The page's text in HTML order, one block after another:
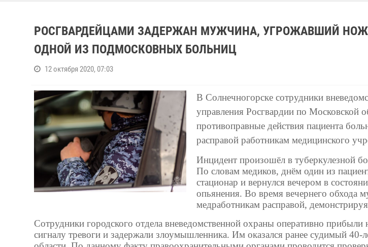
РОСГВАРДЕЙЦАМИ ЗАДЕРЖАН МУЖЧИНА, УГРОЖАВШИЙ
ОДНОЙ ИЗ ПОДМОСКОВНЫХ БОЛЬНИЦ
12 октября 2020, 07:03
В Солнечногорске сотрудники
управления Росгвардии по Московской
противоправные действия пациента
расправой работникам медицинского
Инцидент произошёл в туберкулезной
По словам медиков, днём один из
стационар и вернулся вечером в
опьянения. Во время вечернего обхода
медработникам расправой,
Сотрудники городского отдела вневедомственной охраны оперативно прибыли
сигналу тревоги и задержали злоумышленника. Им оказался ранее судимый 40-